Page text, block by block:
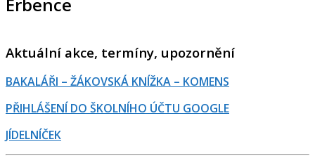
Aktuální akce, termíny, upozornění
BAKALÁŘI – ŽÁKOVSKÁ KNÍŽKA – KOMENS
PŘIHLÁŠENÍ DO ŠKOLNÍHO ÚČTU GOOGLE
JÍDELNÍČEK